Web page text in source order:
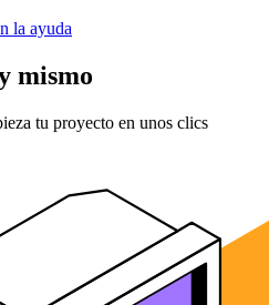
la ayuda
mismo
tu proyecto en unos clics